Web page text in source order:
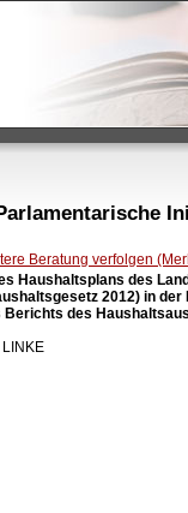
Beratung verfolgen
Haushaltsplans des
2012) in
des